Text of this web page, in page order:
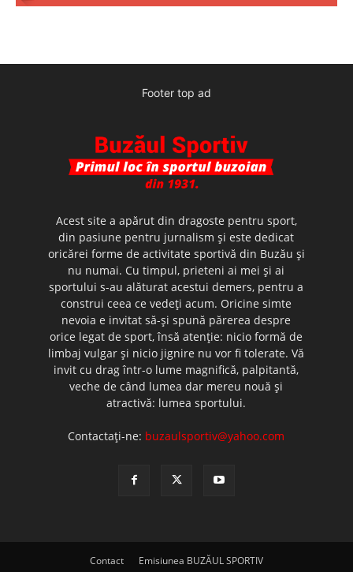
Footer top ad
Acest site a apărut din dragoste pentru sport,
din pasiune pentru jurnalism şi este dedicat
oricărei forme de activitate sportivă din Buzău şi
nu numai. Cu timpul, prieteni ai mei şi ai
sportului s-au alăturat acestui demers, pentru a
construi ceea ce vedeţi acum. Oricine simte
nevoia e invitat să-şi spună părerea despre
orice legat de sport, însă atenţie: nicio formă de
limbaj vulgar şi nicio jignire nu vor fi tolerate. Vă
invit cu drag într-o lume magnifică, palpitantă,
veche de când lumea dar mereu nouă şi
atractivă: lumea sportului.
Contactați-ne: buzaulsportiv@yahoo.com
Contact Emisiunea BUZĂUL SPORTIV